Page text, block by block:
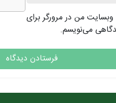
وبسایت من در مرورگر برای
می‌نویسم.